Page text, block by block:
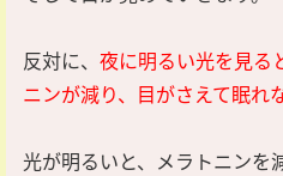
反対に、 夜に明るい光を見る
ニンが減り、目がさえて眠れ
光が明るいと、メラトニンを